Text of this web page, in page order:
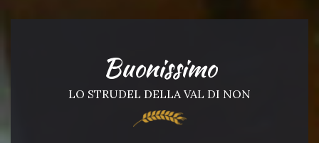
Buonissimo
LO STRUDEL DELLA VAL DI NON